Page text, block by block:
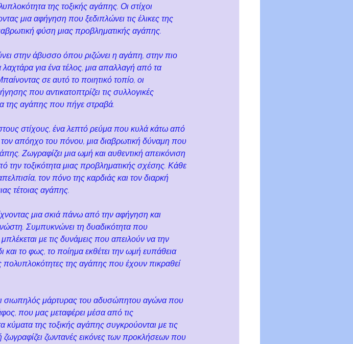
της τοξικής αγάπης. Οι στίχοι
μια αφήγηση που ξεδιπλώνει τις έλικες της
φύση μιας προβληματικής αγάπης.
στην άβυσσο όπου ριζώνει η αγάπη, στην πιο
λαχτάρα για ένα τέλος, μια απαλλαγή από τα
σε αυτό το ποιητικό τοπίο, οι
που αντικατοπτρίζει τις συλλογικές
της αγάπης που πήγε στραβά.
στίχους, ένα λεπτό ρεύμα που κυλά κάτω από
τον απόηχο του πόνου, μια διαβρωτική δύναμη που
Ζωγραφίζει μια ωμή και αυθεντική απεικόνιση
τοξικότητα μιας προβληματικής σχέσης. Κάθε
τον πόνο της καρδιάς και τον διαρκή
τέτοιας αγάπης.
μια σκιά πάνω από την αφήγηση και
Συμπυκνώνει τη δυαδικότητα που
με τις δυνάμεις που απειλούν να την
το φως, το ποίημα εκθέτει την ωμή ευπάθεια
της αγάπης που έχουν πικραθεί
σιωπηλός μάρτυρας του αδυσώπητου αγώνα που
που μας μεταφέρει μέσα από τις
της τοξικής αγάπης συγκρούονται με τις
ζωντανές εικόνες των προκλήσεων που